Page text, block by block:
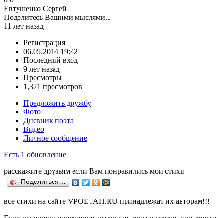
Eвтушенко Сергей
Поделитесь Вашими мыслями...
11 лет назад
Регистрация
06.05.2014 19:42
Последний вход
9 лет назад
Просмотры
1,371 просмотров
Предложить дружбу
Фото
Дневник поэта
Видео
Личное сообщение
Есть 1 обновление
расскажите друзьям если Вам понравились мои стихи
Поделиться…
все стихи на сайте VPOETAH.RU принадлежат их авторам!!!